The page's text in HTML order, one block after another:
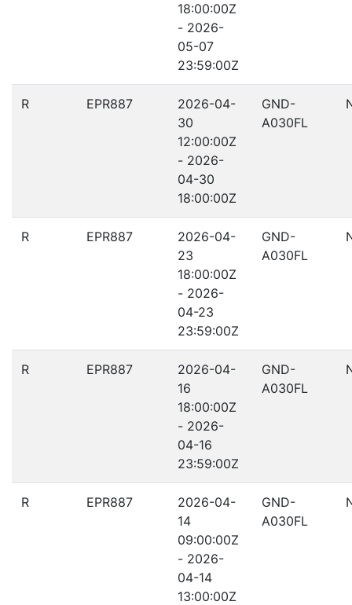
18:00:00Z
- 2026-
05-07
23:59:00Z
R EPR887
2026-04-
30
12:00:00Z
- 2026-
04-30
18:00:00Z
GND-
A030FL
R EPR887
2026-04-
23
18:00:00Z
- 2026-
04-23
23:59:00Z
GND-
A030FL
R EPR887
2026-04-
16
18:00:00Z
- 2026-
04-16
23:59:00Z
GND-
A030FL
R EPR887
2026-04-
14
09:00:00Z
- 2026-
04-14
13:00:00Z
GND-
A030FL